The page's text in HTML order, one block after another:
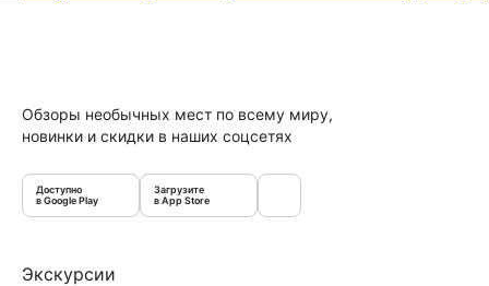
Обзоры необычных мест по всему миру,
новинки и скидки в наших соцсетях
Доступно
в Google Play
Загрузите
в App Store
Экскурсии